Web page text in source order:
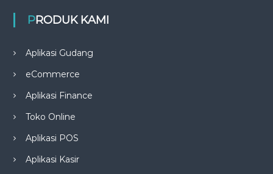
PRODUK KAMI
Aplikasi Gudang
eCommerce
Aplikasi Finance
Toko Online
Aplikasi POS
Aplikasi Kasir